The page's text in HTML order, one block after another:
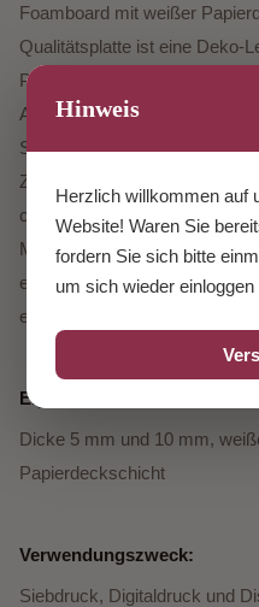
Hinweis
Herzlich willkommen auf
Website! Waren Sie
fordern Sie sich bitte
um sich wieder
Foamboard mit weißer
Qualitätsplatte ist eine Deko-
Polystyrol-Schaumkern und
Auch einseitig selbstklebend
Standardformate und mit
Zuschnitte bestellen. Die
computergesteuerten
Maße exakt. Allerdings
einem manuellen
eine Schneidtoleranz von +/- 2
Eigenschaften:
Dicke 5 mm und 10 mm,
Papierdeckschicht
Verwendungszweck:
Siebdruck, Digitaldruck und